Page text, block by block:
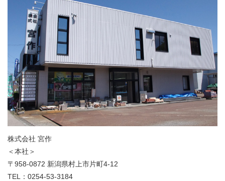
株式会社 宮作
＜本社＞
〒958-0872 新潟県村上市片町4-12
TEL：0254-53-3184